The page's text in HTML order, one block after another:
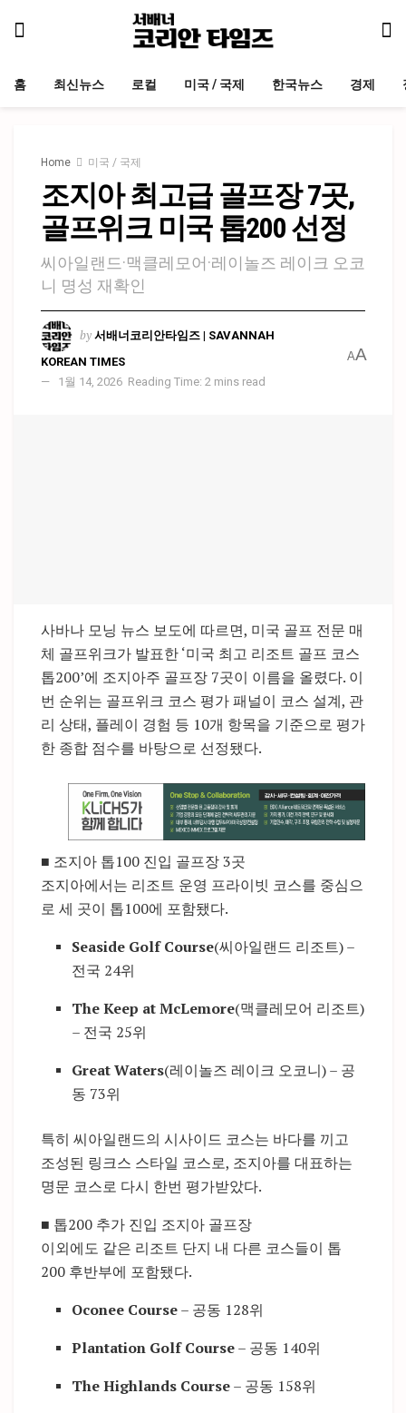
홈 최신뉴스 로컬 미국 / 국제 한국뉴스 경제
Home 미국 / 국제
조지아 최고급 골프장 7곳,
골프위크 미국 톱200 선정
씨아일랜드·맥클레모어·레이놀즈 레이크 오코
니 명성 재확인
by 서배너코리안타임즈 | SAVANNAH
KOREAN TIMES
1월 14, 2026 Reading Time: 2 mins read
AA
사바나 모닝 뉴스 보도에 따르면, 미국 골프 전문 매
체 골프위크가 발표한 ‘미국 최고 리조트 골프 코스
톱200’에 조지아주 골프장 7곳이 이름을 올렸다. 이
번 순위는 골프위크 코스 평가 패널이 코스 설계, 관
리 상태, 플레이 경험 등 10개 항목을 기준으로 평가
한 종합 점수를 바탕으로 선정됐다.
■ 조지아 톱100 진입 골프장 3곳
조지아에서는 리조트 운영 프라이빗 코스를 중심으
로 세 곳이 톱100에 포함됐다.
Seaside Golf Course(씨아일랜드 리조트) –
전국 24위
The Keep at McLemore(맥클레모어 리조트)
– 전국 25위
Great Waters(레이놀즈 레이크 오코니) – 공
동 73위
특히 씨아일랜드의 시사이드 코스는 바다를 끼고
조성된 링크스 스타일 코스로, 조지아를 대표하는
명문 코스로 다시 한번 평가받았다.
■ 톱200 추가 진입 조지아 골프장
이외에도 같은 리조트 단지 내 다른 코스들이 톱
200 후반부에 포함됐다.
Oconee Course– 공동 128위
Plantation Golf Course– 공동 140위
The Highlands Course– 공동 158위